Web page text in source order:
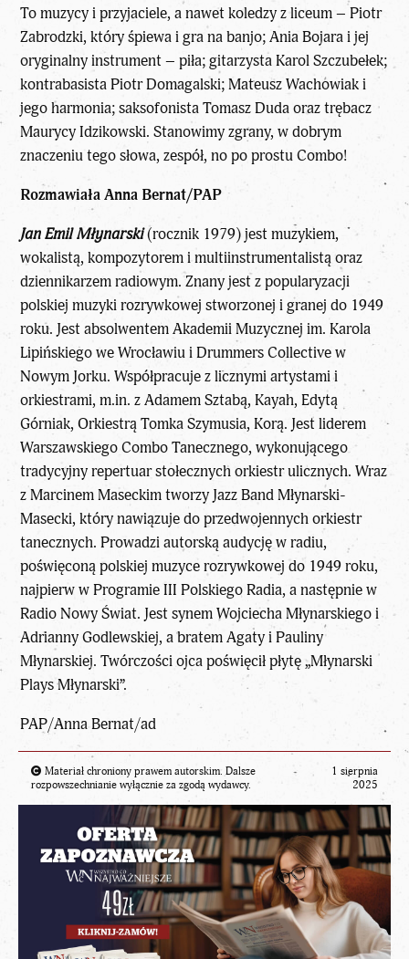
To muzycy i przyjaciele, a nawet koledzy z liceum – Piotr
Zabrodzki, który śpiewa i gra na banjo; Ania Bojara i jej
oryginalny instrument – piła; gitarzysta Karol Szczubełek;
kontrabasista Piotr Domagalski; Mateusz Wachowiak i
jego harmonia; saksofonista Tomasz Duda oraz trębacz
Maurycy Idzikowski. Stanowimy zgrany, w dobrym
znaczeniu tego słowa, zespół, no po prostu Combo!
Rozmawiała Anna Bernat/PAP
Jan Emil Młynarski(rocznik 1979) jest muzykiem,
wokalistą, kompozytorem i multiinstrumentalistą oraz
dziennikarzem radiowym. Znany jest z popularyzacji
polskiej muzyki rozrywkowej stworzonej i granej do 1949
roku. Jest absolwentem Akademii Muzycznej im. Karola
Lipińskiego we Wrocławiu i Drummers Collective w
Nowym Jorku. Współpracuje z licznymi artystami i
orkiestrami, m.in. z Adamem Sztabą, Kayah, Edytą
Górniak, Orkiestrą Tomka Szymusia, Korą. Jest liderem
Warszawskiego Combo Tanecznego, wykonującego
tradycyjny repertuar stołecznych orkiestr ulicznych. Wraz
z Marcinem Maseckim tworzy Jazz Band Młynarski-
Masecki, który nawiązuje do przedwojennych orkiestr
tanecznych. Prowadzi autorską audycję w radiu,
poświęconą polskiej muzyce rozrywkowej do 1949 roku,
najpierw w Programie III Polskiego Radia, a następnie w
Radio Nowy Świat. Jest synem Wojciecha Młynarskiego i
Adrianny Godlewskiej, a bratem Agaty i Pauliny
Młynarskiej. Twórczości ojca poświęcił płytę „Młynarski
Plays Młynarski”.
PAP/Anna Bernat/ad
Materiał chroniony prawem autorskim. Dalsze
rozpowszechnianie wyłącznie za zgodą wydawcy.
1 sierpnia
2025